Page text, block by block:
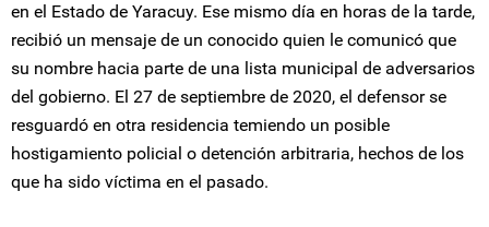
en el Estado de Yaracuy. Ese mismo día en horas de la tarde,
recibió un mensaje de un conocido quien le comunicó que
su nombre hacia parte de una lista municipal de adversarios
del gobierno. El 27 de septiembre de 2020, el defensor se
resguardó en otra residencia temiendo un posible
hostigamiento policial o detención arbitraria, hechos de los
que ha sido víctima en el pasado.